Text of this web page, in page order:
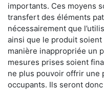
importants. Ces moyens
transfert des éléments
nécessairement que
ainsi que le produit
manière inappropriée un
mesures prises soient
ne plus pouvoir offrir une
occupants. Ils seront